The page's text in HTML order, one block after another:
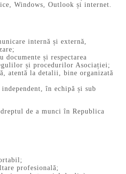
Windows, Outlook și internet.
internă și externă,
documente și respectarea
și procedurilor Asociației;
atentă la detalii, bine organizată
în echipă și sub
de a munci în Republica
profesională;